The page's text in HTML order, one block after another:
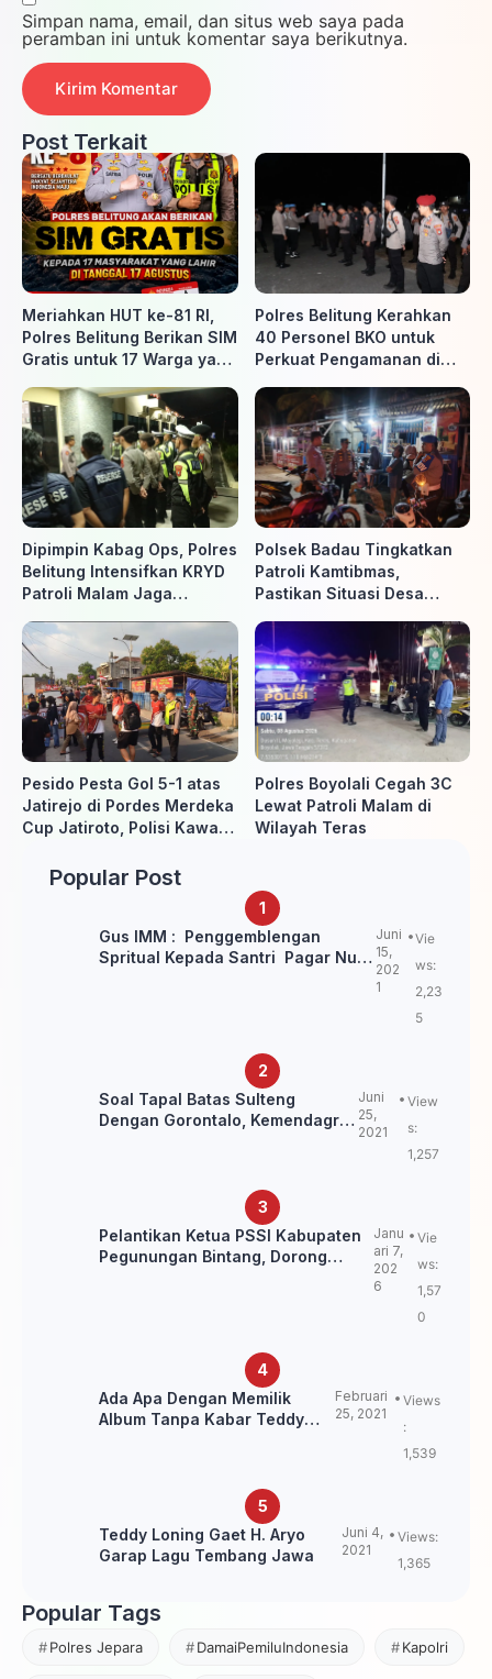
Simpan nama, email, dan situs web saya pada
peramban ini untuk komentar saya berikutnya.
Post Terkait
Meriahkan HUT ke-81 RI,
Polres Belitung Berikan SIM
Gratis untuk 17 Warga yang
Polres Belitung Kerahkan
40 Personel BKO untuk
Perkuat Pengamanan di
Dipimpin Kabag Ops, Polres
Belitung Intensifkan KRYD
Patroli Malam Jaga
Polsek Badau Tingkatkan
Patroli Kamtibmas,
Pastikan Situasi Desa
Pesido Pesta Gol 5-1 atas
Jatirejo di Pordes Merdeka
Cup Jatiroto, Polisi Kawal
Polres Boyolali Cegah 3C
Lewat Patroli Malam di
Wilayah Teras
Popular Post
Gus IMM : Penggemblengan
Spritual Kepada Santri Pagar Nusa
Juni
15,
202
1
Vie
ws:
2,23
5
Soal Tapal Batas Sulteng
Dengan Gorontalo, Kemendagri:
Juni
25,
2021
View
s:
1,257
Pelantikan Ketua PSSI Kabupaten
Pegunungan Bintang, Dorong
Janu
ari 7,
202
6
Vie
ws:
1,57
0
Ada Apa Dengan Memilik
Album Tanpa Kabar Teddy
Februari
25, 2021
Views
:
1,539
Teddy Loning Gaet H. Aryo
Garap Lagu Tembang Jawa
Juni 4,
2021
Views:
1,365
Popular Tags
Polres Jepara DamaiPemiluIndonesia Kapolri